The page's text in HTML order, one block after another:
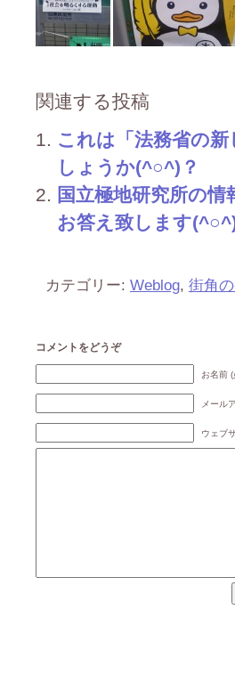
関連する投稿
これは「法務省の
しょうか(^○^)？
国立極地研究所の
お答え致します
カテゴリー: Weblog, 街角
コメントをどうぞ
お名前
メール
ウェブ